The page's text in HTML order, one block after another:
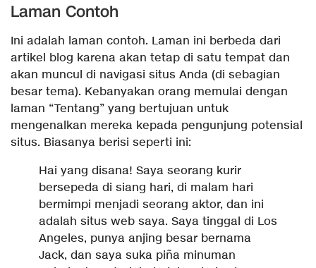
Laman Contoh
Ini adalah laman contoh. Laman ini berbeda dari
artikel blog karena akan tetap di satu tempat dan
akan muncul di navigasi situs Anda (di sebagian
besar tema). Kebanyakan orang memulai dengan
laman “Tentang” yang bertujuan untuk
mengenalkan mereka kepada pengunjung potensial
situs. Biasanya berisi seperti ini:
Hai yang disana! Saya seorang kurir
bersepeda di siang hari, di malam hari
bermimpi menjadi seorang aktor, dan ini
adalah situs web saya. Saya tinggal di Los
Angeles, punya anjing besar bernama
Jack, dan saya suka piña minuman